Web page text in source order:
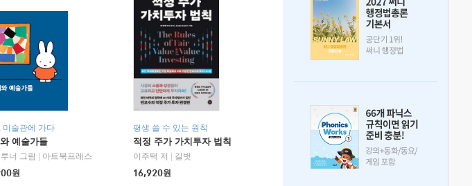
미술관에 가다
예술가들
너 그림
아트북프레스
원
평생 쓸 수 있는 원칙
적정 주가 가치투자 법칙
이주택 저
길벗
16,920원